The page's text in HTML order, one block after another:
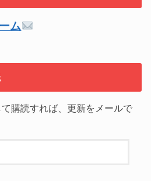
ム
購読すれば、更新をメールで